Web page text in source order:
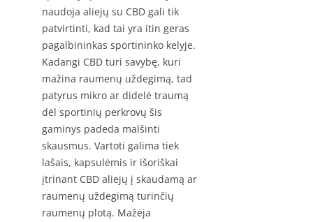
naudoja aliejų su CBD gali tik
patvirtinti, kad tai yra itin geras
pagalbininkas sportininko kelyje.
Kadangi CBD turi savybę, kuri
mažina raumenų uždegimą, tad
patyrus mikro ar didelė traumą
dėl sportinių perkrovų šis
gaminys padeda malšinti
skausmus. Vartoti galima tiek
lašais, kapsulėmis ir išoriškai
įtrinant CBD aliejų į skaudamą ar
raumenų uždegimą turinčių
raumenų plotą. Mažėja